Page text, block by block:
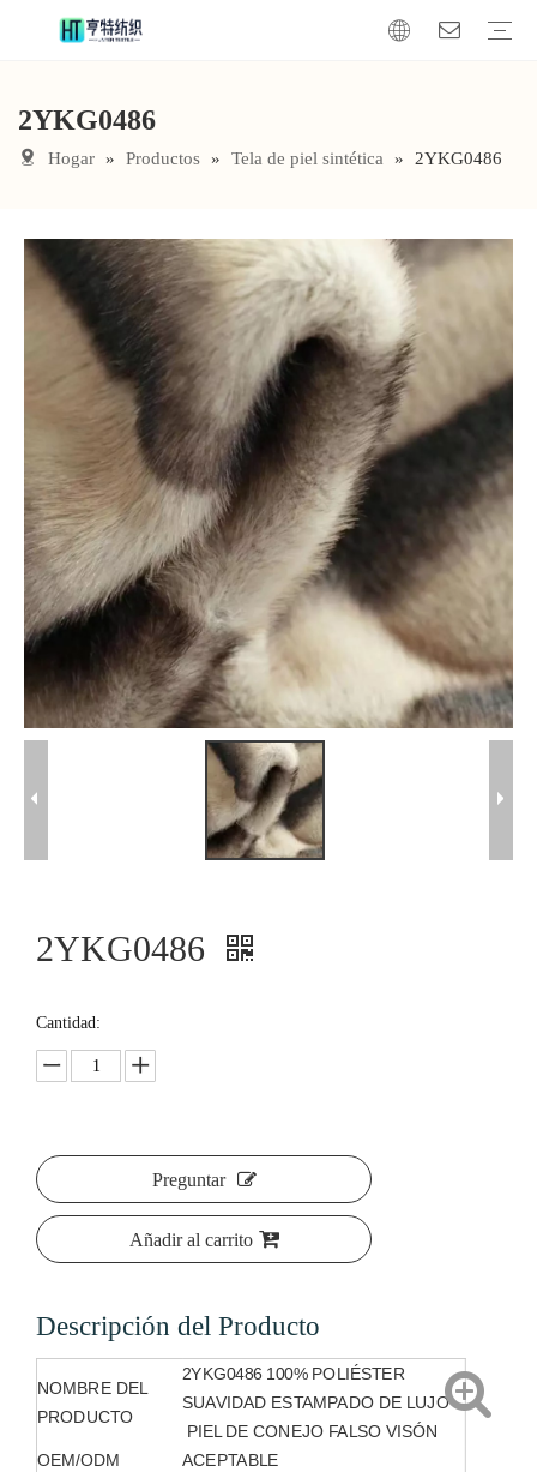
2YKG0486
Hogar » Productos » Tela de piel sintética » 2YKG0486
2YKG0486
Cantidad:
Preguntar
Añadir al carrito
Descripción del Producto
NOMBRE DEL
PRODUCTO
2YKG0486 100% POLIÉSTER
SUAVIDAD ESTAMPADO DE LUJO
PIEL DE CONEJO FALSO VISÓN
OEM/ODM ACEPTABLE